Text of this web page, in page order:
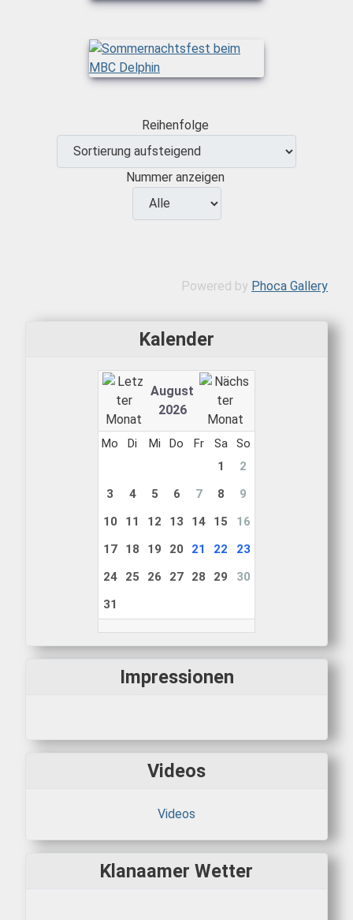
Reihenfolge
Nummer anzeigen
Powered by Phoca Gallery
Kalender
August
2026
Mo Di Mi Do Fr Sa
So
1
2
3
4 5 6 7 8
9
10
11 12 13 14 15
16
17
18 19 20 21 22
23
24
25 26 27 28 29
30
31
Impressionen
Videos
Videos
Klanaamer Wetter